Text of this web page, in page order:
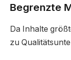
Begrenzte
Da Inhalte
zu